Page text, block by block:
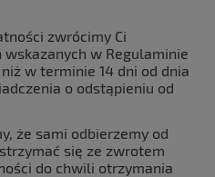
zwrócimy Ci
wskazanych w Regulaminie
w terminie 14 dni od dnia
o odstąpieniu od
że sami odbierzemy od
się ze zwrotem
do chwili otrzymania